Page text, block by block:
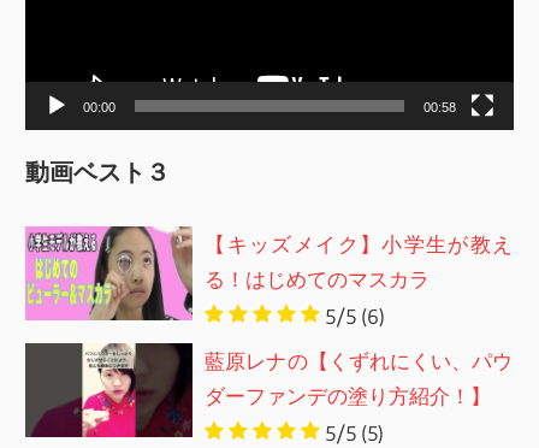
ー
00:00 00:58
動画ベスト３
【キッズメイク】小学生が教え
る！はじめてのマスカラ
5/5 (6)
藍原レナの【くずれにくい、パウ
ダーファンデの塗り方紹介！】
5/5 (5)